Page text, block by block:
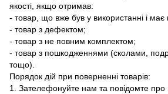
якості, якщо отримав:
- товар, що вже був у використанні і має
- товар з дефектом;
- товар з не повним комплектом;
- товар з пошкодженнями (сколами,
тощо).
Порядок дій при поверненні товарів:
1. Зателефонуйте нам та повідомте про